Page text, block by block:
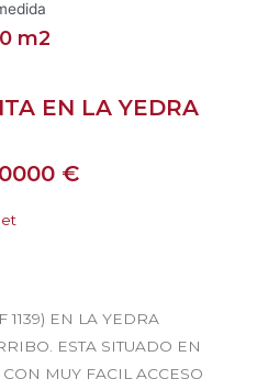
m2
EN LA YEDRA
€
1139) EN LA YEDRA
ESTA SITUADO EN
MUY FACIL ACCESO